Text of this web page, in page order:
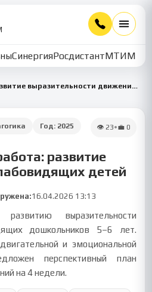
СинергияРосдистантМТИММУ
Развитие выразительности движений у дошкольников с нарушениями зрения
Год: 2025 👁 23•💼 0
развитие
детей
16.04.2026 13:13
выразительности
дошкольников 5–6 лет.
и эмоциональной
перспективный план
на 4 недели.